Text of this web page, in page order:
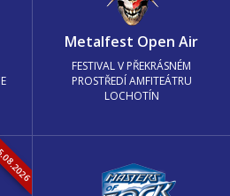
Metalfest Open Air
FESTIVAL V PŘEKRÁSNÉM
PROSTŘEDÍ AMFITEÁTRU
LOCHOTÍN